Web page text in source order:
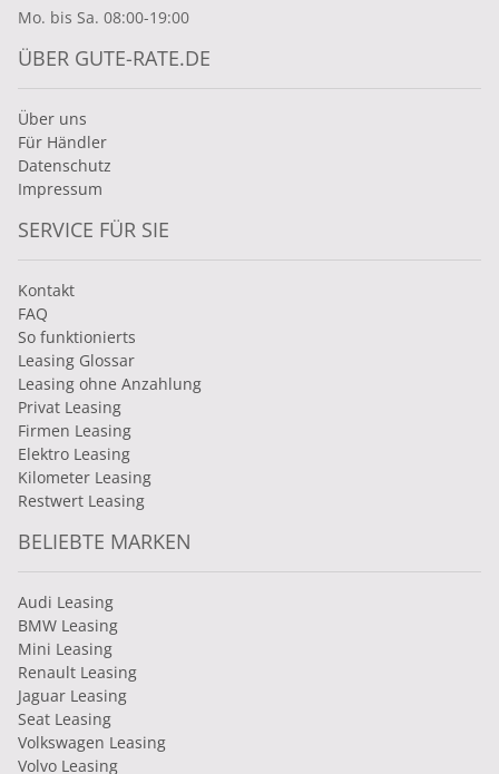
Mo. bis Sa. 08:00-19:00
ÜBER GUTE-RATE.DE
Über uns
Für Händler
Datenschutz
Impressum
SERVICE FÜR SIE
Kontakt
FAQ
So funktionierts
Leasing Glossar
Leasing ohne Anzahlung
Privat Leasing
Firmen Leasing
Elektro Leasing
Kilometer Leasing
Restwert Leasing
BELIEBTE MARKEN
Audi Leasing
BMW Leasing
Mini Leasing
Renault Leasing
Jaguar Leasing
Seat Leasing
Volkswagen Leasing
Volvo Leasing